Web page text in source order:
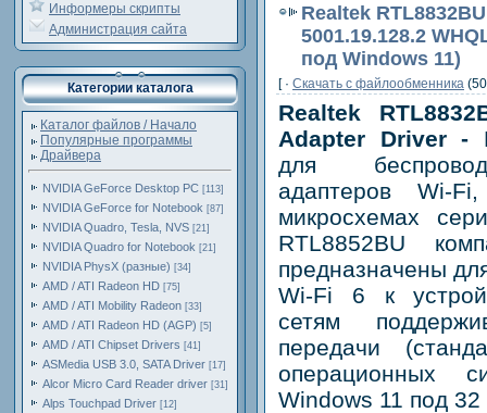
Информеры скрипты
Администрация сайта
Категории каталога
Каталог файлов / Начало
Популярные программы
Драйвера
NVIDIA GeForce Desktop PC [113]
NVIDIA GeForce for Notebook [87]
NVIDIA Quadro, Tesla, NVS [21]
NVIDIA Quadro for Notebook [21]
NVIDIA PhysX (разные) [34]
AMD / ATI Radeon HD [75]
AMD / ATI Mobility Radeon [33]
AMD / ATI Radeon HD (AGP) [5]
AMD / ATI Chipset Drivers [41]
ASMedia USB 3.0, SATA Driver [17]
Alcor Micro Card Reader driver [31]
Alps Touchpad Driver [12]
Realtek
5001.19.128.2
под Windows 11)
[ · Скачать c файлообменника
Realtek
Adapter Driver -
для
адаптеров Wi-
микросхемах
RTL8852BU
предназначены
Wi-Fi 6 к
сетям
передачи
операционных
Windows 11 под 32